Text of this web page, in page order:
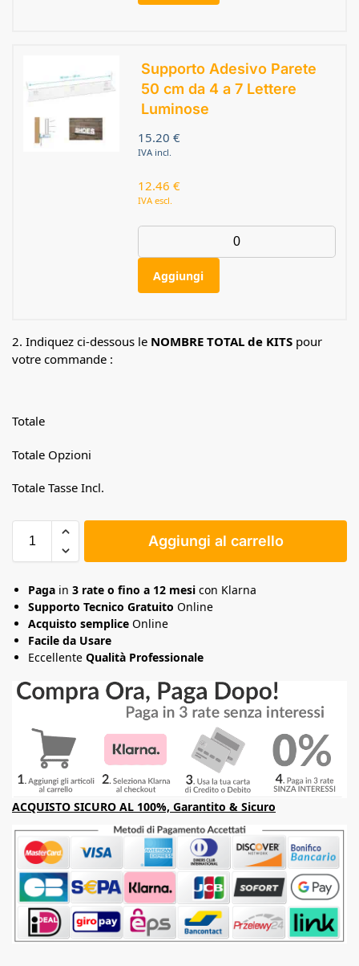
Supporto Adesivo Parete
50 cm da 4 a 7 Lettere
Luminose
15.20 €
IVA incl.
12.46 €
IVA escl.
Aggiungi
2. Indiquez ci-dessous le NOMBRE TOTAL de KITS pour
votre commande :
Totale
Totale Opzioni
Totale Tasse Incl.
Aggiungi al carrello
Paga in 3 rate o fino a 12 mesi con Klarna
Supporto Tecnico Gratuito Online
Acquisto semplice Online
Facile da Usare
Eccellente Qualità Professionale
ACQUISTO SICURO AL 100%, Garantito & Sicuro